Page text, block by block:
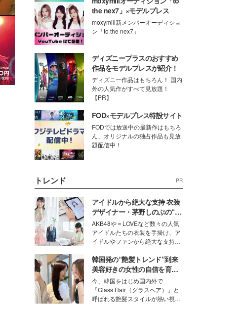
the nex7」×モデルプレス
moxymill新メンバーオーディショ
ン「to the nex7」
ディズニープラスのおすすめ
作品をモデルプレスが紹介！
ディズニー作品はもちろん！ 国内
外の人気作がすべて見放題！
【PR】
FOD×モデルプレス特設サイト
FODでは放送中の最新作はもちろ
ん、オリジナルの独占作品も見放
題配信中！
トレンド PR
アイドルから絶大な支持 衣装
デザイナー・茅野しのぶの“可
愛い”を作る美学＜「シチズン
クロスシー」インタビュー＞
AKB48や＝LOVEなど数々の人気
アイドルたちの衣装を手掛け、ア
イドルやファンから絶大な支持を
取締役兼クリエイティブディレク
ター・茅野しのぶ。一人ひとりの
個性に寄り添い、魅力を引き出す
衣装作りは、多くの女性たちに勇
気と自信を与え続けている。
韓国発の“艶髪トレンド”到来
美容好きの女性の自信を育む
「ヘアケア事情」って？
今、韓国をはじめ国内外で
「Glass Hair（グラスヘア）」と
呼ばれる艶髪スタイルが熱い視線